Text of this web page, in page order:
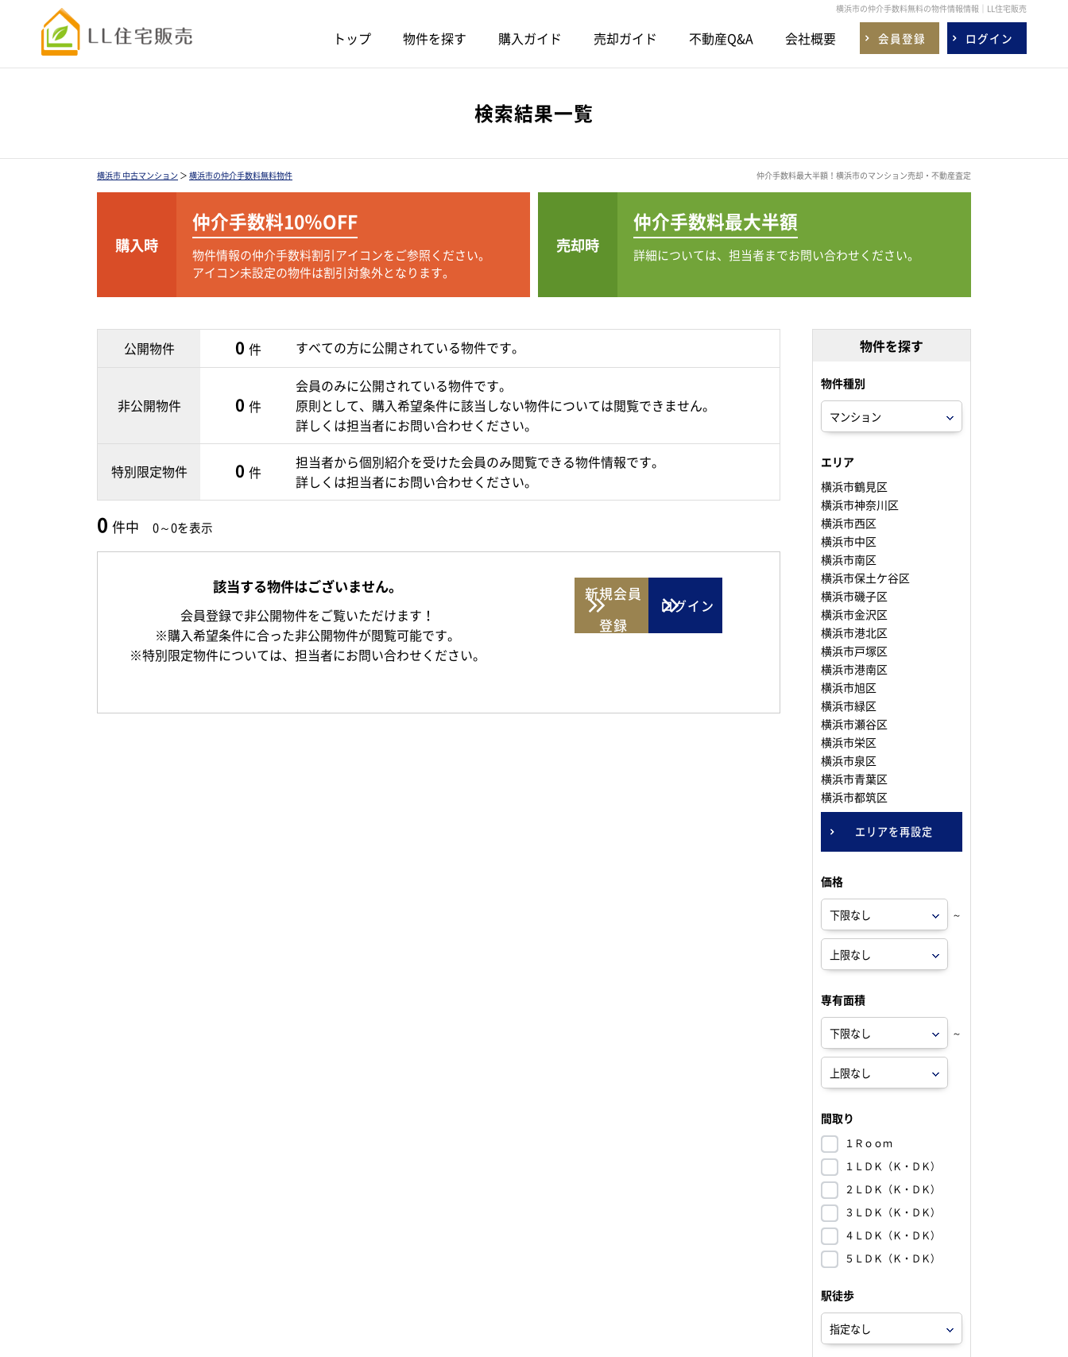
横浜市の仲介手数料無料の物件情報情報｜LL住宅販売
トップ 物件を探す 購入ガイド 売却ガイド 不動産Q&A 会社概要 会員登録 ログイン
検索結果一覧
横浜市 中古マンション ＞ 横浜市の仲介手数料無料物件 仲介手数料最大半額！横浜市のマンション売却・不動産査定
購入時
仲介手数料10％OFF
物件情報の仲介手数料割引アイコンをご参照ください。
アイコン未設定の物件は割引対象外となります。
売却時
仲介手数料最大半額
詳細については、担当者までお問い合わせください。
公開物件 0 件 すべての方に公開されている物件です。
非公開物件 0 件
会員のみに公開されている物件です。
原則として、購入希望条件に該当しない物件については閲覧できません。
詳しくは担当者にお問い合わせください。
特別限定物件 0 件
担当者から個別紹介を受けた会員のみ閲覧できる物件情報です。
詳しくは担当者にお問い合わせください。
0 件中 0～0を表示
該当する物件はございません。
会員登録で非公開物件をご覧いただけます！
※購入希望条件に合った非公開物件が閲覧可能です。
※特別限定物件については、担当者にお問い合わせください。
新規会員
登録
ログイン
物件を探す
物件種別
エリア
横浜市鶴見区
横浜市神奈川区
横浜市西区
横浜市中区
横浜市南区
横浜市保土ケ谷区
横浜市磯子区
横浜市金沢区
横浜市港北区
横浜市戸塚区
横浜市港南区
横浜市旭区
横浜市緑区
横浜市瀬谷区
横浜市栄区
横浜市泉区
横浜市青葉区
横浜市都筑区
エリアを再設定
価格
～
専有面積
～
間取り
１Ｒｏｏｍ
１ＬＤＫ（Ｋ・ＤＫ）
２ＬＤＫ（Ｋ・ＤＫ）
３ＬＤＫ（Ｋ・ＤＫ）
４ＬＤＫ（Ｋ・ＤＫ）
５ＬＤＫ（Ｋ・ＤＫ）
駅徒歩